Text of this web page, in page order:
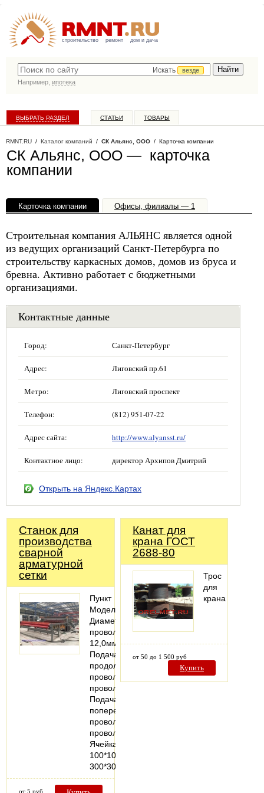
строительство ремонт дом и дача
Искать
везде
Например, ипотека
ВЫБРАТЬ РАЗДЕЛ СТАТЬИ ТОВАРЫ
RMNT.RU / Каталог компаний / СК Альянс, ООО / Карточка компании
СК Альянс, ООО — карточка
компании
Карточка компании Офисы, филиалы — 1
Строительная компания АЛЬЯНС является одной
из ведущих организаций Санкт-Петербурга по
строительству каркасных домов, домов из бруса и
бревна. Активно работает с бюджетными
организациями.
Контактные данные
Город: Санкт-Петербург
Адрес: Лиговский пр.61
Метро: Лиговский проспект
Телефон: (812) 951-07-22
Адрес сайта: http://www.alyansst.ru/
Контактное лицо: директор Архипов Дмитрий
Открыть на Яндекс.Картах
Станок для
производства
сварной
арматурной
сетки
Пункт
МодельЛМ-12
Диаметр
проволоки5,0-
12,0мм
Подача
продольной
проволокиПрерывные
проволоки
Подача
поперечной
проволокиПрерывные
проволоки
Ячейка
100*100-
300*300…
от 5 руб
Канат для
крана ГОСТ
2688-80
Трос
для
крана
от 50 до 1 500 руб
Купить